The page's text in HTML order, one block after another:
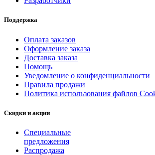
Поддержка
Оплата заказов
Оформление заказа
Доставка заказа
Помощь
Уведомление о конфиденциальности
Правила продажи
Политика использования файлов
Скидки и акции
Специальные
предложения
Распродажа